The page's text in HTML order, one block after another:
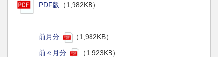
PDF版 （1,982KB）
前月分 （1,982KB）
前々月分 （1,923KB）